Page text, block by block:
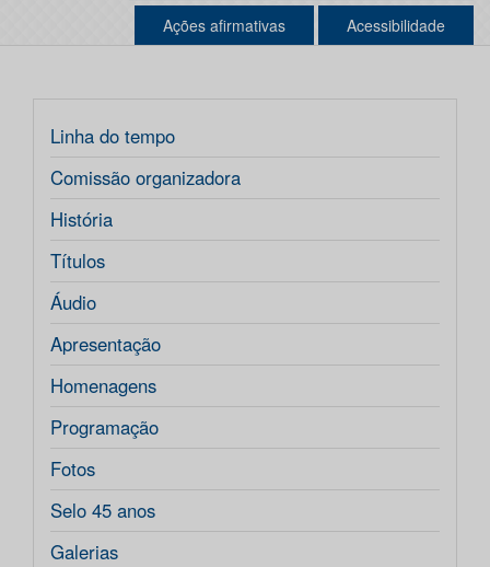
Ações afirmativas Acessibilidade
Linha do tempo
Comissão organizadora
História
Títulos
Áudio
Apresentação
Homenagens
Programação
Fotos
Selo 45 anos
Galerias